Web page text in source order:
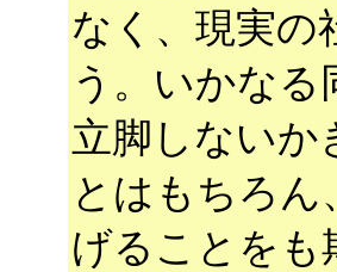
なく、現実の
う。いかな
立脚しないか
とはもちろん
げることをも